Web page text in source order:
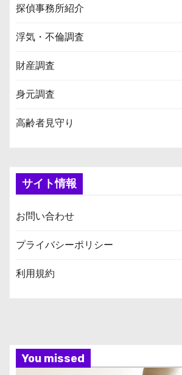
探偵事務所紹介
浮気・不倫調査
財産調査
身元調査
高齢者見守り
サイト情報
お問い合わせ
プライバシーポリシー
利用規約
You missed